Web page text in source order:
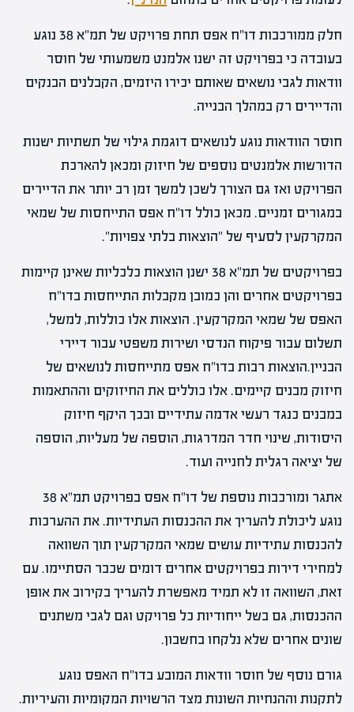
חלק ממורכבות דו"ח אפס תחת פרויקט של תמ"א 38 נוגע
בעובדה כי בפרויקט זה ישנו אלמנט משמעותי של חוסר
וודאות לגבי נושאים שאותם יכירו היזמים, הקבלנים הבנקים
והדיירים רק במהלך הבנייה.
חוסר הוודאות נוגע לנושאים דוגמת גילוי של תשתיות ישנות
הדורשות אלמנטים נוספים של חיזוק ומכאן להארכת
הפרויקט ואז גם הצורך לשכן למשך זמן רב יותר את הדיירים
במגורים זמניים. מכאן כולל דו"ח אפס התייחסות של שמאי
המקרקעין לסעיף של "הוצאות בלתי צפויות".
בפרויקטים של תמ"א 38 ישנן הוצאות כלכליות שאינן קיימות
בפרויקטים אחרים והן כמובן מקבלות התייחסות בדו"ח
האפס של שמאי המקרקעין. הוצאות אלו כוללות, למשל,
תשלום עבור פיקוח הנדסי ושירות משפטי עבור דיירי
הבניין.הוצאות רבות בדו"ח אפס מתייחסות לנושאים של
חיזוק מבנים קיימים. אלו כוללים את החיזוקים וההתאמות
במבנים כנגד רעשי אדמה עתידיים ובכך היקף חיזוק
היסודות, שינוי חדר המדרגות, הוספה של מעליות, הוספה
של יציאה רגלית לחנייה ועוד.
אתגר ומורכבות נוספת של דו"ח אפס בפרויקט תמ"א 38
נוגע ליכולת להעריך את ההכנסות העתידיות. את ההערכות
להכנסות עתידיות עושים שמאי המקרקעין תוך השוואה
למחירי דירות בפרויקטים אחרים דומים שכבר הסתיימו. עם
זאת, השוואה זו לא תמיד מאפשרת להעריך בקירוב את אופן
ההכנסות, גם בשל ייחודיות כל פרויקט וגם לגבי משתנים
שונים אחרים שלא נלקחו בחשבון.
גורם נוסף של חוסר וודאות המובע בדו"ח האפס נוגע
לתקנות וההנחיות השונות מצד הרשויות המקומיות והעיריות.